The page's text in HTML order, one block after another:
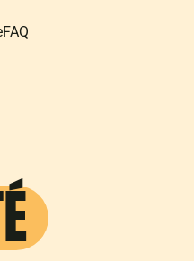
FAQ